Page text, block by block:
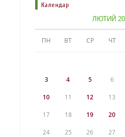
Календар
ЛЮТИЙ
ПН ВТ СР ЧТ
3 4 5 6
10 11 12 13
17 18 19 20
24 25 26 27